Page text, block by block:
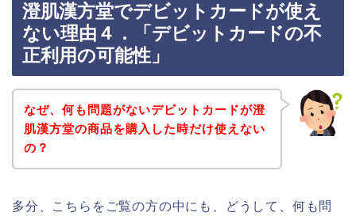
澄肌漢方堂でデビットカードが使え
ない理由４．「デビットカードの不
正利用の可能性」
なぜ、何も問題がないデビットカードが澄
肌漢方堂の商品を購入した時だけ使えない
の？
多分、こちらをご覧の方の中にも、どうして、何も問